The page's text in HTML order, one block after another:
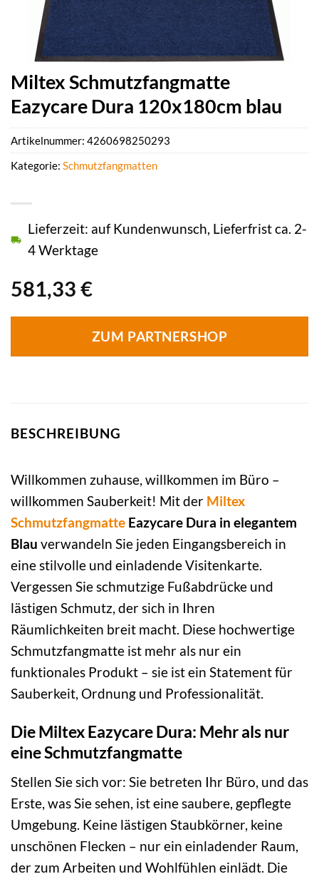
Miltex Schmutzfangmatte
Eazycare Dura 120x180cm blau
581,33 €
Lieferzeit: auf Kundenwunsch, Lieferfrist ca. 2-
4 Werktage
ZUM PARTNERSHOP
Artikelnummer: 4260698250293
Kategorie: Schmutzfangmatten
BESCHREIBUNG
Willkommen zuhause, willkommen im Büro –
willkommen Sauberkeit! Mit der Miltex
Schmutzfangmatte Eazycare Dura in elegantem
Blau verwandeln Sie jeden Eingangsbereich in
eine stilvolle und einladende Visitenkarte.
Vergessen Sie schmutzige Fußabdrücke und
lästigen Schmutz, der sich in Ihren
Räumlichkeiten breit macht. Diese hochwertige
Schmutzfangmatte ist mehr als nur ein
funktionales Produkt – sie ist ein Statement für
Sauberkeit, Ordnung und Professionalität.
Die Miltex Eazycare Dura: Mehr als nur
eine Schmutzfangmatte
Stellen Sie sich vor: Sie betreten Ihr Büro, und das
Erste, was Sie sehen, ist eine saubere, gepflegte
Umgebung. Keine lästigen Staubkörner, keine
unschönen Flecken – nur ein einladender Raum,
der zum Arbeiten und Wohlfühlen einlädt. Die